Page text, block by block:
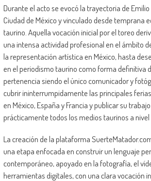
Durante el acto se evocó la trayectoria de
Ciudad de México y vinculado desde temprana
taurino. Aquella vocación inicial por el toreo
una intensa actividad profesional en el ámbito
la representación artística en México, hasta
en el periodismo taurino como forma definitiva
pertenencia siendo el único comunicador y
cubrir ininterrumpidamente las principales
en México, España y Francia y publicar su
prácticamente todos los medios taurinos a nivel
La creación de la plataforma
una etapa enfocada en construir un lenguaje
contemporáneo, apoyado en la fotografía, el
herramientas digitales, con una clara vocación